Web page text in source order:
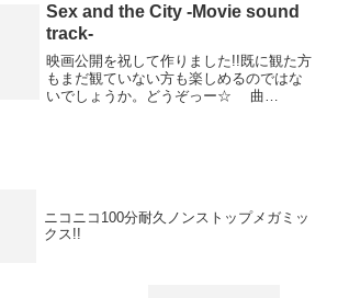
Sex and the City -Movie sound
track-
映画公開を祝して作りました!!既に観た方
もまだ観ていない方も楽しめるのではな
いでしょうか。どうぞっー☆ 曲
ニコニコ100分耐久ノンストップメガミッ
クス!!